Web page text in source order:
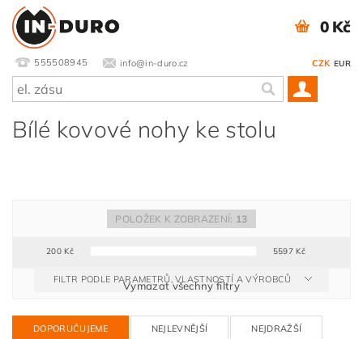
555508945 info@in-duro.cz CZK EUR
0 Kč
Bílé kovové nohy ke stolu
200Kč 5597 Kč
POLOŽEK K ZOBRAZENÍ: 13
FILTR PODLE PARAMETRŮ, VLASTNOSTÍ A VÝROBCŮ
Vymazat všechny filtry
DOPORUČUJEME NEJLEVNĚJŠÍ NEJDRAŽŠÍ